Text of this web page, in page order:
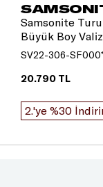
Samsonite
Büyük Boy Valiz
SV22-306-
20.790 TL
2.'ye %30